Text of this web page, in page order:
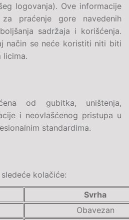
logovanja). Ove informacije
praćenje gore navedenih
sadržaja i korišćenja.
način se neće koristiti niti biti
licima.
od gubitka, uništenja,
i neovlašćenog pristupa u
standardima.
kolačiće:
Svrha
Obavezan